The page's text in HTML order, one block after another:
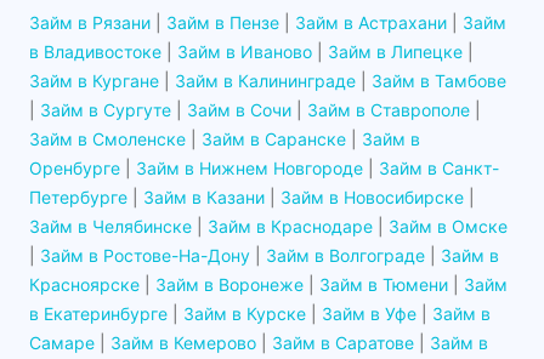
Займ в Рязани Займ в Пензе Займ в Астрахани
Займ
в Владивостоке
Займ в Иваново Займ в Липецке
Займ в Кургане
Займ в Калининграде
Займ в Тамбове
Займ в Сургуте Займ в Сочи Займ в Ставрополе
Займ в Смоленске
Займ в Саранске
Займ в
Оренбурге
Займ в Нижнем Новгороде
Займ в Санкт-
Петербурге
Займ в Казани Займ в Новосибирске
Займ в Челябинске
Займ в Краснодаре
Займ в Омске
Займ в Ростове-На-Дону Займ в Волгограде
Займ в
Красноярске
Займ в Воронеже Займ в Тюмени
Займ
в Екатеринбурге
Займ в Курске Займ в Уфе
Займ в
Самаре
Займ в Кемерово Займ в Саратове
Займ в